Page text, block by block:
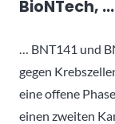
BioNTech, …
… BNT141 und
gegen
eine offene
einen zweiten